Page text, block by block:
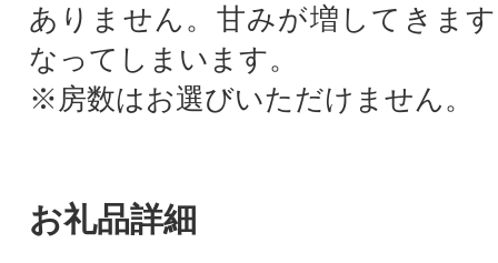
ありません。甘みが増してきま
なってしまいます。
※房数はお選びいただけません。
お礼品詳細